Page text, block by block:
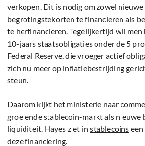
verkopen. Dit is nodig om zowel nieuwe
begrotingstekorten te financieren als
te herfinancieren. Tegelijkertijd wil men
10-jaars staatsobligaties onder de 5
Federal Reserve, die vroeger actief
zich nu meer op inflatiebestrijding
steun.
Daarom kijkt het ministerie naar
groeiende stablecoin-markt als nieuwe
liquiditeit. Hayes ziet instablecoins
deze financiering.